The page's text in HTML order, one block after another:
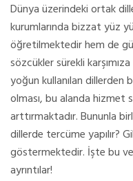
Dünya üzerindeki ortak
kurumlarında bizzat yüz
öğretilmektedir hem de
sözcükler sürekli
yoğun kullanılan dillerden
olması, bu alanda hizmet
arttırmaktadır. Bununla
dillerde tercüme yapılır?
göstermektedir. İşte bu
ayrıntılar!